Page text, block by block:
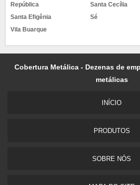
República
Santa Cecília
Santa Efigênia
Sé
Vila Buarque
Cobertura Metálica - Dezenas de
metálicas
INÍCIO
PRODUTOS
SOBRE NÓS